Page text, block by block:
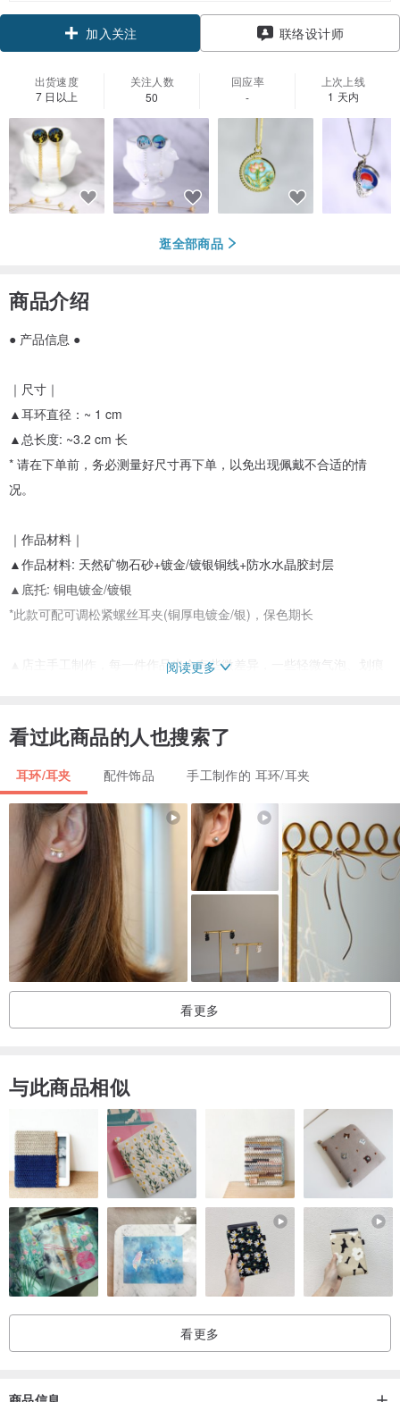
加入关注 联络设计师
出货速度
7 日以上
关注人数
50
回应率
-
上次上线
1 天内
逛全部商品
商品介绍
● 产品信息 ●
｜尺寸｜
▲耳环直径：~ 1 cm
▲总长度: ~3.2 cm 长
* 请在下单前，务必测量好尺寸再下单，以免出现佩戴不合适的情
况。
｜作品材料｜
▲作品材料: 天然矿物石砂+镀金/镀银铜线+防水水晶胶封层
▲底托: 铜电镀金/镀银
*此款可配可调松紧螺丝耳夹(铜厚电镀金/银)，保色期长
▲店主手工制作，每一件作品也会有些微差异，一些轻微气泡、划痕
认订购。
* 每个天然矿物石的颜色均有不同，故每个商品可能颜色有少许差
* 客户可自订颜色详细可消息询问设计师。
｜保养｜
●避免接触醇、乳液、化学药品等
●碰到水没有关系，但请不要长时间浸泡在水中，碰水后用软布擦去所
有污垢
香港产地●手工制造
阅读更多
看过此商品的人也搜索了
耳环/耳夹 配件饰品 手工制作的 耳环/耳夹
看更多
与此商品相似
看更多